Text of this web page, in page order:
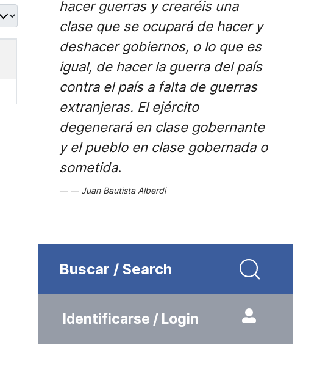
hacer guerras y crearéis una
clase que se ocupará de hacer y
deshacer gobiernos, o lo que es
igual, de hacer la guerra del país
contra el país a falta de guerras
extranjeras. El ejército
degenerará en clase gobernante
y el pueblo en clase gobernada o
sometida.
Juan Bautista Alberdi
Buscar / Search
Identificarse / Login